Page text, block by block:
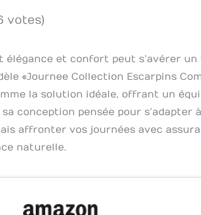
votes)
élégance et confort peut s’avérer
« Journee Collection Escarpins
la solution idéale, offrant un
conception pensée pour s’adapter
affronter vos journées avec
naturelle.